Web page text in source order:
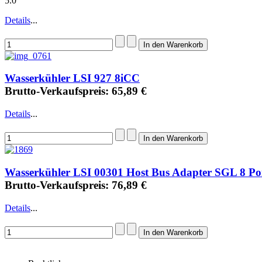
Details...
Wasserkühler LSI 927 8iCC
Brutto-Verkaufspreis: 65,89 €
Details...
Wasserkühler LSI 00301 Host Bus Adapter SGL 8
Brutto-Verkaufspreis: 76,89 €
Details...